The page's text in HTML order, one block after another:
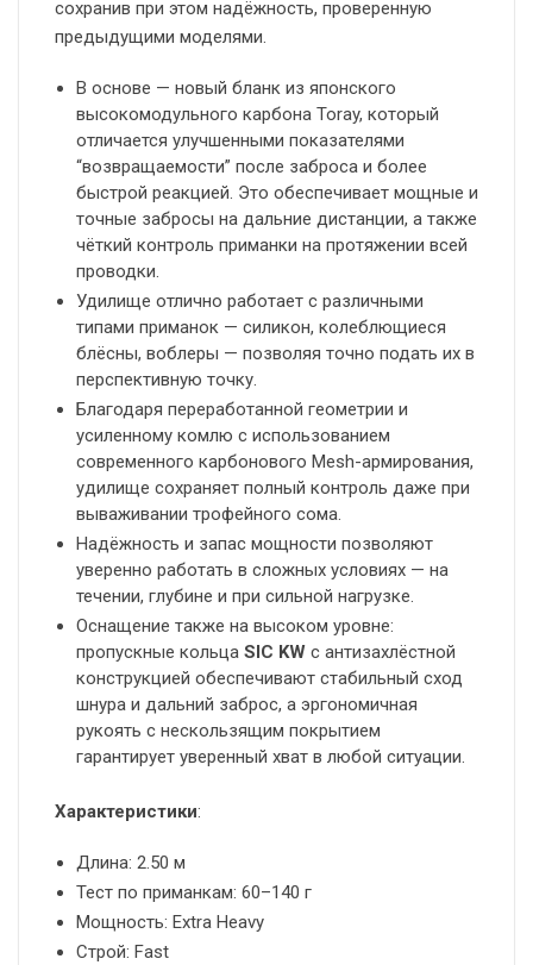
сохранив при этом надёжность, проверенную
предыдущими моделями.
В основе — новый бланк из японского
высокомодульного карбона Toray, который
отличается улучшенными показателями
“возвращаемости” после заброса и более
быстрой реакцией. Это обеспечивает мощные и
точные забросы на дальние дистанции, а также
чёткий контроль приманки на протяжении всей
проводки.
Удилище отлично работает с различными
типами приманок — силикон, колеблющиеся
блёсны, воблеры — позволяя точно подать их в
перспективную точку.
Благодаря переработанной геометрии и
усиленному комлю с использованием
современного карбонового Mesh-армирования,
удилище сохраняет полный контроль даже при
вываживании трофейного сома.
Надёжность и запас мощности позволяют
уверенно работать в сложных условиях — на
течении, глубине и при сильной нагрузке.
Оснащение также на высоком уровне:
пропускные кольца SIC KW с антизахлёстной
конструкцией обеспечивают стабильный сход
шнура и дальний заброс, а эргономичная
рукоять с нескользящим покрытием
гарантирует уверенный хват в любой ситуации.
Характеристики:
Длина: 2.50 м
Тест по приманкам: 60–140 г
Мощность: Extra Heavy
Строй: Fast